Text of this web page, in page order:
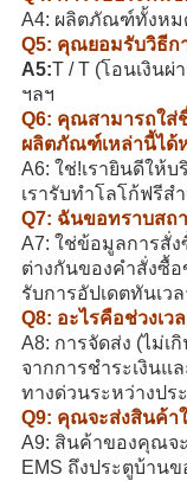
A4: ผลิตภัณฑ์ทั้งหม
Q5: คุณยอมรับวิธีก
A5:T / T (โอนเงินผ่
ฯลฯ
Q6: คุณสามารถใส่
ผลิตภัณฑ์เหล่านี้ได้
A6: ใช่!เรายินดีให้
เรารับทำโลโก้ฟรีส
Q7: ฉันขอทราบสถ
A7: ใช่ข้อมูลการสั่
ต่างกันของคำสั่งซื้
รับการอัปเดตทันเวล
Q8: อะไรคือช่วงเ
A8: การจัดส่ง (ไม่เ
จากการชำระเงินแ
ทางด่วนระหว่างปร
Q9: คุณจะส่งสินค้า
A9: สินค้าของคุณจะ
EMS ถึงประตูบ้าน